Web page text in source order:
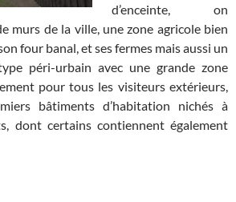
d’enceinte, on
murs de la ville, une zone agricole bien
four banal, et ses fermes mais aussi un
péri-urbain avec une grande zone
pour tous les visiteurs extérieurs,
bâtiments d’habitation nichés à
dont certains contiennent également